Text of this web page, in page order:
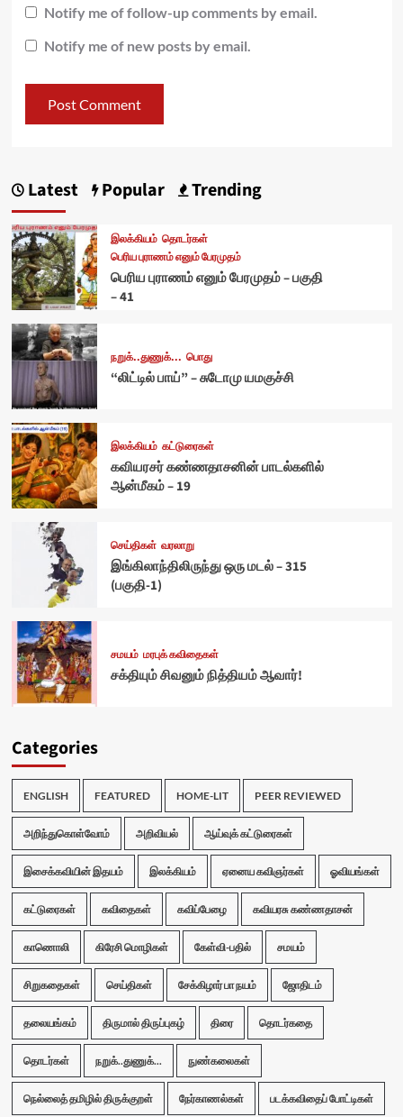
Notify me of follow-up comments by email.
Notify me of new posts by email.
Latest Popular Trending
இலக்கியம் தொடர்கள்
பெரிய புராணம் எனும் பேரமுதம்
பெரிய புராணம் எனும் பேரமுதம் – பகுதி
– 41
நறுக்..துணுக்... பொது
“லிட்டில் பாய்” – சுடோமு யமகுச்சி
இலக்கியம் கட்டுரைகள்
கவியரசர் கண்ணதாசனின் பாடல்களில்
ஆன்மீகம் – 19
செய்திகள் வரலாறு
இங்கிலாந்திலிருந்து ஒரு மடல் – 315
(பகுதி-1)
சமயம் மரபுக் கவிதைகள்
சக்தியும் சிவனும் நித்தியம் ஆவார்!
Categories
ENGLISH FEATURED HOME-LIT PEER REVIEWED
அறிந்துகொள்வோம் அறிவியல் ஆய்வுக் கட்டுரைகள்
இசைக்கவியின் இதயம் இலக்கியம் ஏனைய கவிஞர்கள் ஓவியங்கள்
கட்டுரைகள் கவிதைகள் கவிப்பேழை கவியரசு கண்ணதாசன்
காணொலி கிரேசி மொழிகள் கேள்வி-பதில் சமயம்
சிறுகதைகள் செய்திகள் சேக்கிழார் பா நயம் ஜோதிடம்
தலையங்கம் திருமால் திருப்புகழ் திரை தொடர்கதை
தொடர்கள் நறுக்..துணுக்... நுண்கலைகள்
நெல்லைத் தமிழில் திருக்குறள் நேர்காணல்கள் படக்கவிதைப் போட்டிகள்